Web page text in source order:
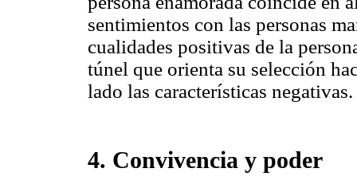
sentimientos con las personas
cualidades positivas de la
túnel que orienta su selección
lado las características negativas.
4. Convivencia y poder